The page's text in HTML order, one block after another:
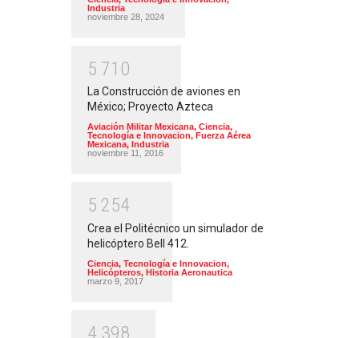
Industria
noviembre 28, 2024
5 71 0
La Construcción de aviones en
México; Proyecto Azteca
Aviación Militar Mexicana, Ciencia,
Tecnología e Innovacion, Fuerza Aérea
Mexicana, Industria
noviembre 11, 2016
5 254
Crea el Politécnico un simulador de
helicóptero Bell 412.
Ciencia, Tecnología e Innovacion,
Helicópteros, Historia Aeronautica
marzo 9, 2017
4 398